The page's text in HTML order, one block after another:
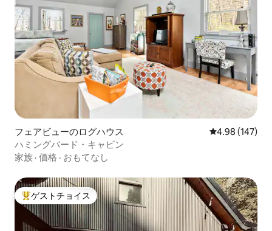
フェアビューのログハウス レビュー147
4.98 (147)
ハミングバード・キャビン
家族 · 価格 · おもてなし
大好評のゲストチョイスです。
ゲストチョイス